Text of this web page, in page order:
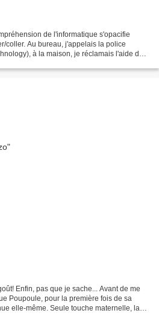
de l'informatique s'opacifie
coller. Au bureau, j'appelais la police
à la maison, je réclamais l'aide de
Enfin, pas que je sache... Avant de me
Poupoule, pour la première fois de sa
elle-même. Seule touche maternelle, la